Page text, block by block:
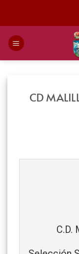
CD
C.D.